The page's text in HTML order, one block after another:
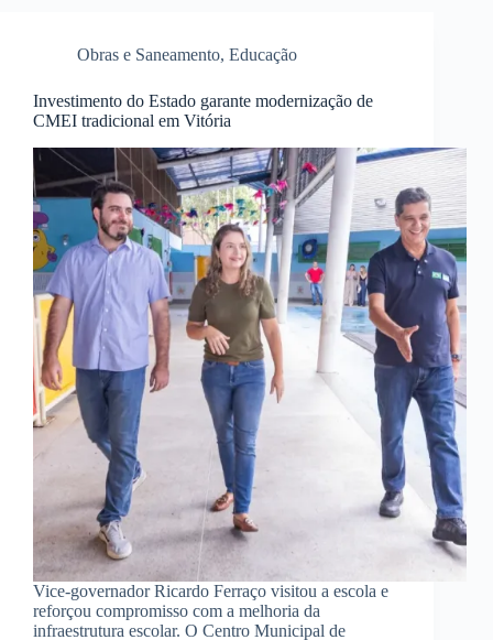
Obras e Saneamento, Educação
Investimento do Estado garante modernização de
CMEI tradicional em Vitória
Vice-governador Ricardo Ferraço visitou a escola e
reforçou compromisso com a melhoria da
infraestrutura escolar. O Centro Municipal de